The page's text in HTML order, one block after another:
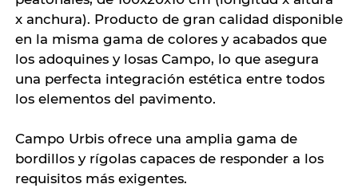
x anchura). Producto de gran calidad disponible
en la misma gama de colores y acabados que
los adoquines y losas Campo, lo que asegura
una perfecta integración estética entre todos
los elementos del pavimento.
Campo Urbis ofrece una amplia gama de
bordillos y rígolas capaces de responder a los
requisitos más exigentes.